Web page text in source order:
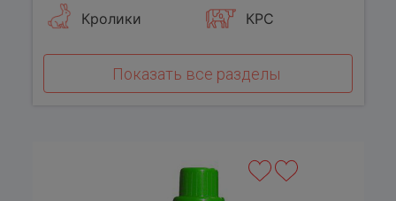
Кролики КРС
Показать все разделы